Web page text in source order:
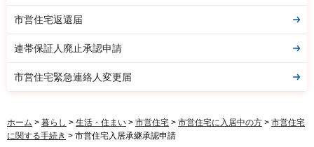
市営住宅返還届
連帯保証人廃止承認申請
市営住宅緊急連絡人変更届
ホーム > 暮らし > 生活・住まい > 市営住宅 > 市営住宅に入居中の方 > 市営住宅
に関する手続き > 市営住宅入居承継承認申請